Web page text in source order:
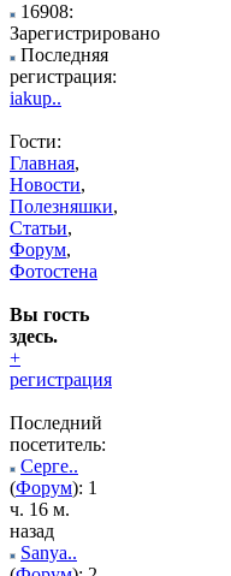
16908:
Зарегистрировано
Последняя
регистрация:
iakup..
Гости:
Главная,
Новости,
Полезняшки,
Статьи,
Форум,
Фотостена
Вы гость
здесь.
+
регистрация
Последний
посетитель:
Серге..
(Форум): 1
ч. 16 м.
назад
Sanya..